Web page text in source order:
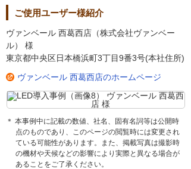
ご使用ユーザー様紹介
ヴァンベール 西葛西店（株式会社ヴァンベー
ル） 様
東京都中央区日本橋浜町3丁目9番3号(本社住所)
ヴァンベール 西葛西店のホームページ
＊ 本事例中に記載の数値、社名、固有名詞等は公開時
点のものであり、このページの閲覧時には変更され
ている可能性があります。また、掲載写真は撮影時
の機材や天候などの影響により実際と異なる場合が
あることをご了承ください。